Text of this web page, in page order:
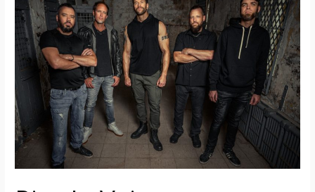
In
Vein
–
Découvrez
le
nouveau
single
« Dark
On
Me »